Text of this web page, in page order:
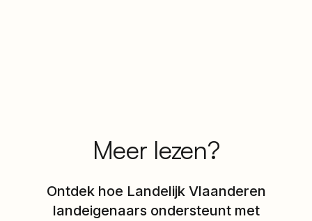
Meer lezen?
Ontdek hoe Landelijk Vlaanderen
landeigenaars ondersteunt met